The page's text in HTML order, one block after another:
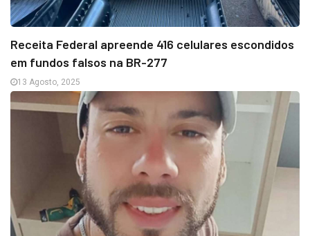
Receita Federal apreende 416 celulares escondidos
em fundos falsos na BR-277
13 Agosto, 2025